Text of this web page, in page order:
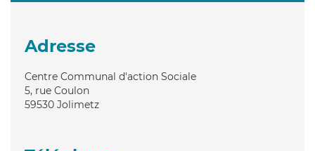
Adresse
Centre Communal d'action Sociale
5, rue Coulon
59530 Jolimetz